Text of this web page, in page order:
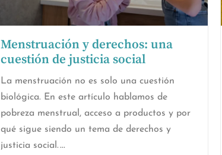
Menstruación y derechos: una
cuestión de justicia social
La menstruación no es solo una cuestión
biológica. En este artículo hablamos de
pobreza menstrual, acceso a productos y por
qué sigue siendo un tema de derechos y
justicia social.